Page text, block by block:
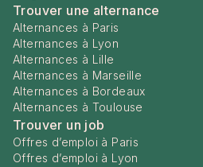
Trouver une alternance
Alternances à Paris
Alternances à Lyon
Alternances à Lille
Alternances à Marseille
Alternances à Bordeaux
Alternances à Toulouse
Trouver un job
Offres d’emploi à Paris
Offres d’emploi à Lyon